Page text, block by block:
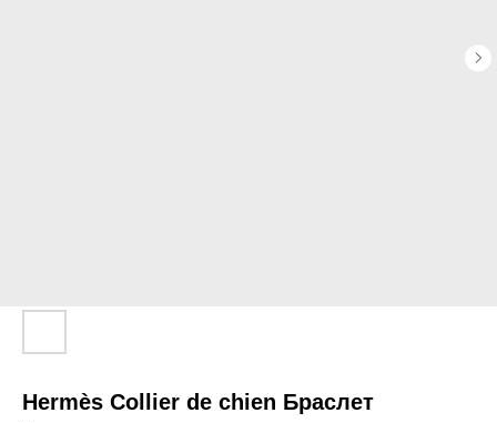
Hermès Collier de chien Браслет